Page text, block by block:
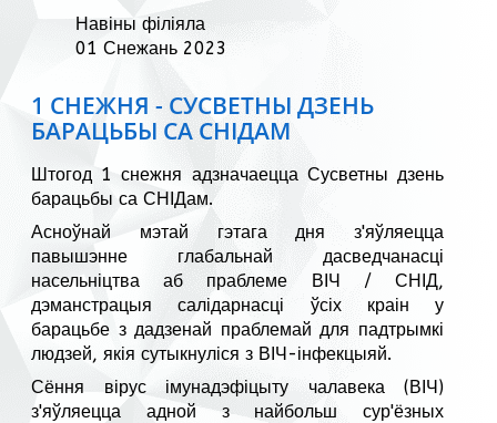
Навіны філіяла
01 Снежань 2023
1 СНЕЖНЯ - СУСВЕТНЫ ДЗЕНЬ
БАРАЦЬБЫ СА СНІДАМ
Штогод 1 снежня адзначаецца Сусветны дзень
барацьбы са СНІДам.
Асноўнай мэтай гэтага дня з'яўляецца
павышэнне глабальнай дасведчанасці
насельніцтва аб праблеме ВІЧ / СНІД,
дэманстрацыя салідарнасці ўсіх краін у
барацьбе з дадзенай праблемай для падтрымкі
людзей, якія сутыкнуліся з ВІЧ-інфекцыяй.
Сёння вірус імунадэфіцыту чалавека (ВІЧ)
з'яўляецца адной з найбольш сур'ёзных